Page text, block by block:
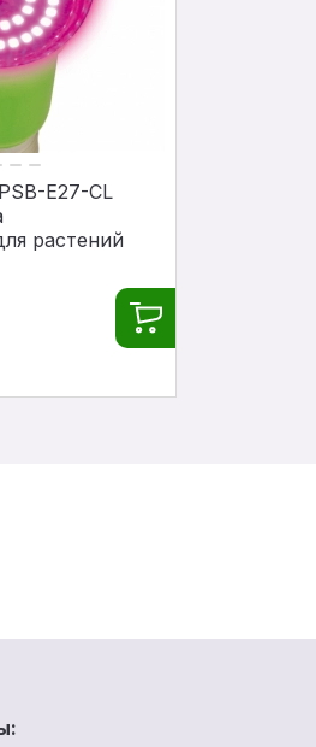
E27-CL
растений